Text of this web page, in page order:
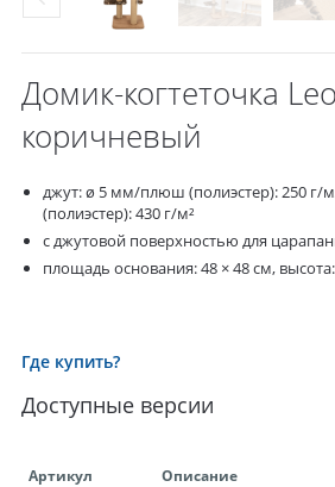
Домик-когтеточка
коричневый
джут: ø 5 мм/плюш (полиэстер): 250
(полиэстер): 430 г/м²
с джутовой поверхностью для
площадь основания: 48 × 48 см,
Где купить?
Доступные версии
Артикул Описание